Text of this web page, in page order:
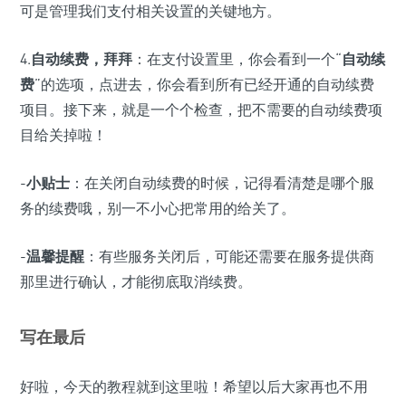
可是管理我们支付相关设置的关键地方。
4.自动续费，拜拜 ：在支付设置里，你会看到一个“自动续
费”的选项，点进去，你会看到所有已经开通的自动续费
项目。接下来，就是一个个检查，把不需要的自动续费项
目给关掉啦！
-小贴士 ：在关闭自动续费的时候，记得看清楚是哪个服
务的续费哦，别一不小心把常用的给关了。
-温馨提醒 ：有些服务关闭后，可能还需要在服务提供商
那里进行确认，才能彻底取消续费。
写在最后
好啦，今天的教程就到这里啦！希望以后大家再也不用